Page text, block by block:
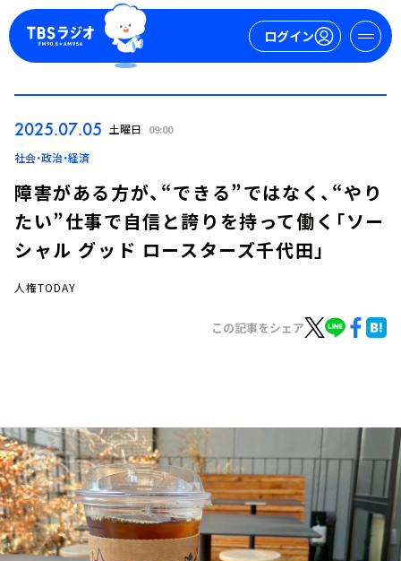
ログイン
イベント・グッズ
YouTube
会社情報
2025.07.05 土曜日 09:00
社会・政治・経済
障害がある方が、“できる”ではなく、“やり
たい”仕事で自信と誇りを持って働く「ソー
シャル グッド ロースターズ千代田」
人権TODAY
この記事をシェア